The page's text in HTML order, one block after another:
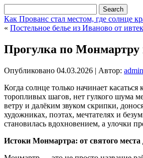
Как Прованс стал местом, где солнце
« Постельное белье из Иваново от
Прогулка по
Опубликовано 04.03.2026 | Автор: admin
Когда солнце только начинает
торопливых шагов, нет гулкого шума
ветру и далёким звуком скрипки,
художниках, поэтах, мечтателях и
становилась вдохновением, а улочки
Истоки Монмартра: от святого места